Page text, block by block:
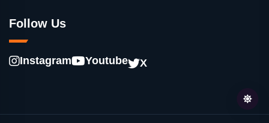
Follow Us
Instagram Youtube X